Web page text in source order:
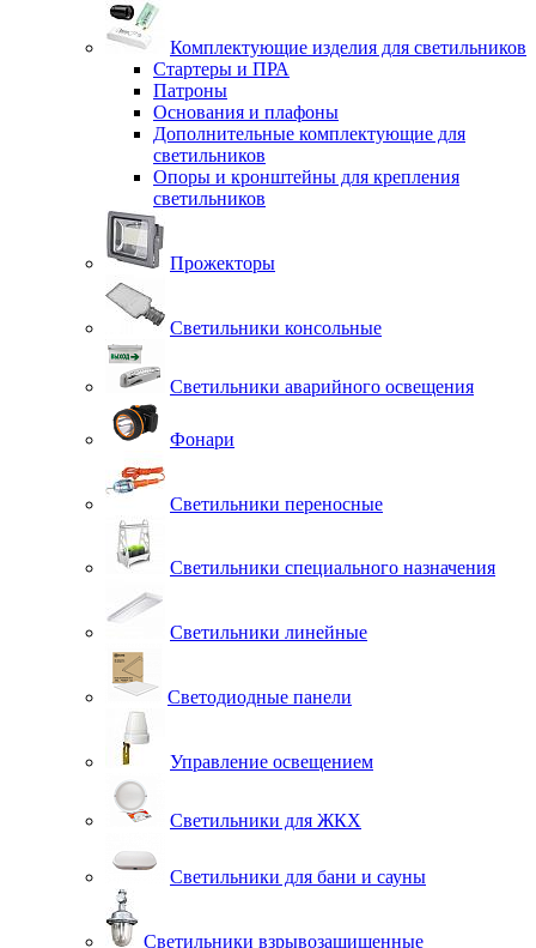
Комплектующие изделия для светильников
Стартеры и ПРА
Патроны
Основания и плафоны
Дополнительные комплектующие для
светильников
Опоры и кронштейны для крепления
светильников
Прожекторы
Светильники консольные
Светильники аварийного освещения
Фонари
Светильники переносные
Светильники специального назначения
Светильники линейные
Светодиодные панели
Управление освещением
Светильники для ЖКХ
Светильники для бани и сауны
Светильники взрывозащищенные